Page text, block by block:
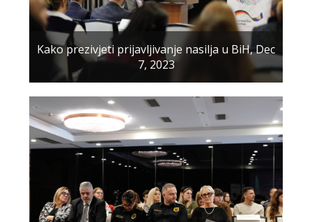
Kako prezivjeti prijavljivanje nasilja u BiH, Dec
7, 2023